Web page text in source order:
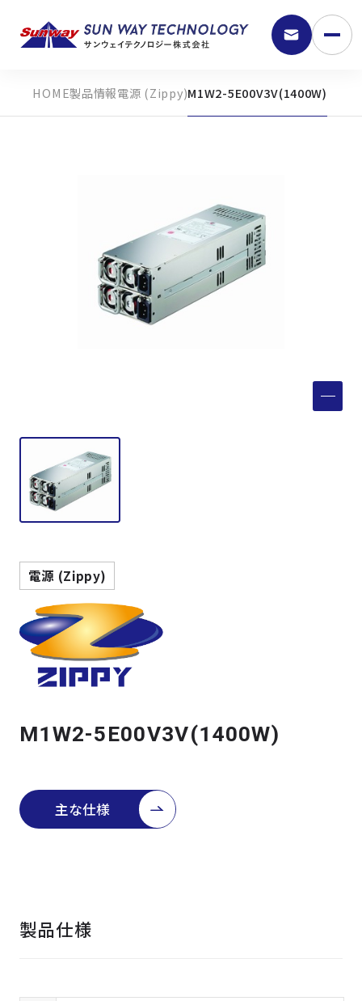
9:30 - 18:00
よくある質問
採用情報
サービス
サポート
会社案内
製品情報電源 (Zippy)M1W2-5E00V3V(1400W)
電源 (Zippy)
M1W2-5E00V3V(1400W)
主な仕様
製品仕様